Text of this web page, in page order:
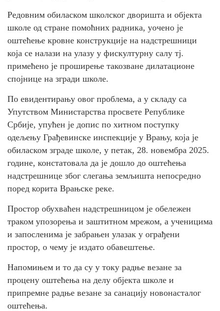
Редовним обиласком школског дворишта и објекта
школе од стране помоћних радника, уоченo је
оштећење кровне конструкције на надстрешници
која се налази на улазу у фискултурну салу тј.
примећено је проширење такозване дилатационе
спојнице на згради школе.
По евидентирању овог проблема, а у складу са
Упутством Министарства просвете Републике
Србије, упућен је допис по хитном поступку
одељењу Грађевинске инспекције у Врању, која је
обиласком зграде школе, у петак, 28. новембра 2025.
године, констатовала да је дошло до оштећења
надстрешнице због слегања земљишта непосредно
поред корита Врањске реке.
Простор обухваћен надстрешницом је обележен
траком упозорења и заштитном мрежом, а ученицима
и запосленима је забрањен улазак у ограђени
простор, о чему је издато обавештење.
Напомињем и то да су у току радње везане за
процену оштећења на делу објекта школе и
припремне радње везане за санацију новонасталог
оштећења.